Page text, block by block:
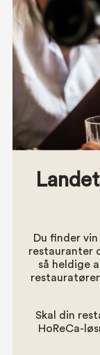
Du finder
restauranter
så heldige
Skal din
HoReCa-